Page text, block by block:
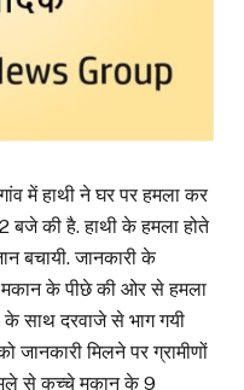
में हाथी ने घर पर हमला कर
बजे की है. हाथी के हमला होते
बचायी. जानकारी के
के पीछे की ओर से हमला
के साथ दरवाजे से भाग गयी
जानकारी मिलने पर ग्रामीणों
से कच्चे मकान के 9